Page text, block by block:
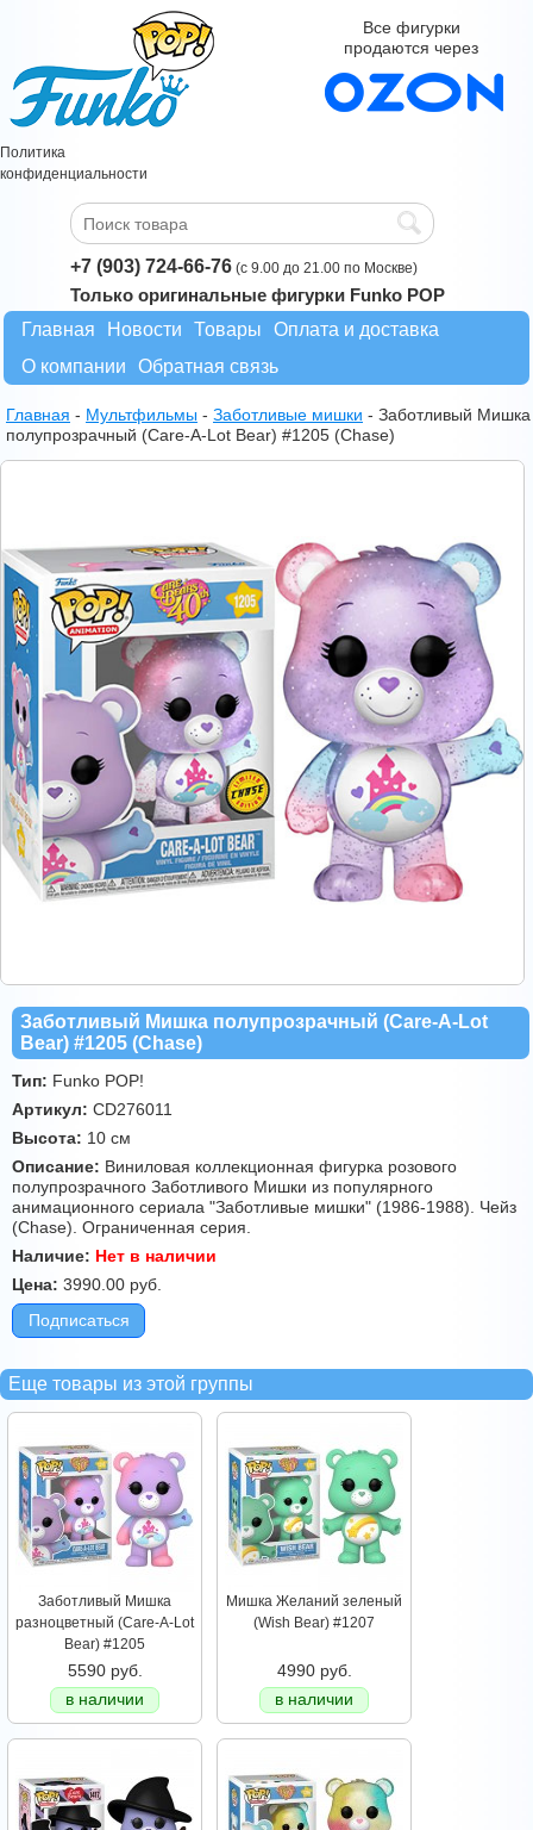
Политика
конфиденциальности
Все фигурки
продаются через
+7 (903) 724-66-76 (с 9.00 до 21.00 по Москве)
Только оригинальные фигурки Funko POP
Главная
Новости Товары
Оплата и доставка
О компании
Обратная связь
Главная - Мультфильмы - Заботливые мишки - Заботливый Мишка
полупрозрачный (Care-A-Lot Bear) #1205 (Chase)
Заботливый Мишка полупрозрачный (Care-A-Lot
Bear) #1205 (Chase)
Тип: Funko POP!
Артикул: CD276011
Высота: 10 см
Описание: Виниловая коллекционная фигурка розового
полупрозрачного Заботливого Мишки из популярного
анимационного сериала "Заботливые мишки" (1986-1988). Чейз
(Chase). Ограниченная серия.
Наличие: Нет в наличии
Цена: 3990.00 руб.
Подписаться
Еще товары из этой группы
Заботливый Мишка
разноцветный (Care-A-Lot
Bear) #1205
5590 руб.
в наличии
Мишка Желаний зеленый
(Wish Bear) #1207
4990 руб.
в наличии